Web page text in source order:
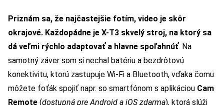
Priznám sa, že najčastejšie fotím, video je skôr
okrajové. Každopádne je X-T3 skvelý stroj, na ktorý sa
dá veľmi rýchlo adaptovať a hlavne spoľahnúť. Na
samotný záver som si nechal batériu a bezdrôtovú
konektivitu, ktorú zastupuje Wi-Fi a Bluetooth, vďaka čomu
môžete foťák spojiť napr. so smartfónom s aplikáciou Cam
Remote (dostupná pre Android a iOS zdarma), ktorá slúži